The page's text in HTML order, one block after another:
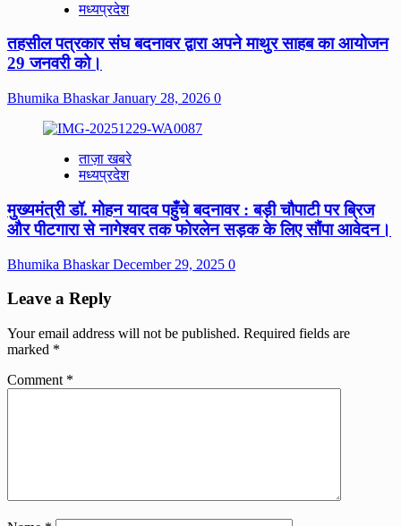
मध्यप्रदेश
तहसील पत्रकार संघ बदनावर द्वारा अपने माथुर साहब का आयोजन
29 जनवरी को।
Bhumika BhaskarJanuary 28, 2026 0
ताज़ा खबरे
मध्यप्रदेश
मुख्यमंत्री डॉ. मोहन यादव पहुँचे बदनावर : बड़ी चौपाटी पर ब्रिज
और पीटगारा से नागेश्वर तक फोरलेन सड़क के लिए सौंपा आवेदन।
Bhumika BhaskarDecember 29, 2025 0
Leave a Reply
Your email address will not be published. Required fields are
marked *
Comment *